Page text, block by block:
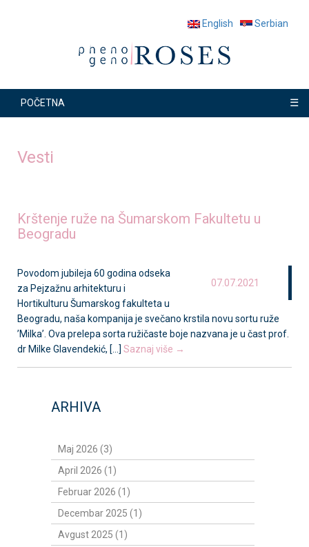
English Serbian
POČETNA ☰
Vesti
Krštenje ruže na Šumarskom Fakultetu u
Beogradu
07.07.2021
Povodom jubileja 60 godina odseka
za Pejzažnu arhitekturu i
Hortikulturu Šumarskog fakulteta u
Beogradu, naša kompanija je svečano krstila novu sortu ruže
’Milka’. Ova prelepa sorta ružičaste boje nazvana je u čast prof.
dr Milke Glavendekić, [...] Saznaj više →
ARHIVA
Maj 2026 (3)
April 2026 (1)
Februar 2026 (1)
Decembar 2025 (1)
Avgust 2025 (1)